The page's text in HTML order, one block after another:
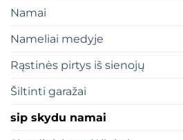
Namai
Nameliai medyje
Rąstinės pirtys iš sienojų
Šiltinti garažai
sip skydu namai